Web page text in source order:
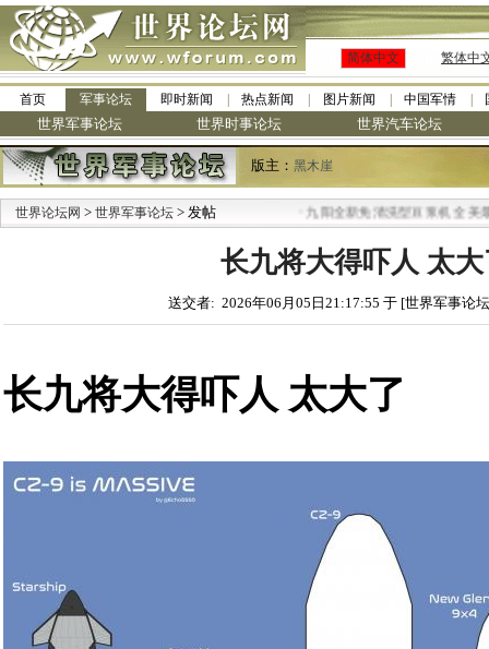
简体中文 繁体中
首页 军事论坛 即时新闻 热点新闻 图片新闻 中国军情
世界军事论坛 世界时事论坛 世界汽车论坛
版主： 黑木崖
世界论坛网 > 世界军事论坛 > 发帖 九阳全新免清洗型豆浆机 全美最低
长九将大得吓人 太
送交者: 2026年06月05日21:17:55 于 [世界军事论
长九将大得吓人 太大了